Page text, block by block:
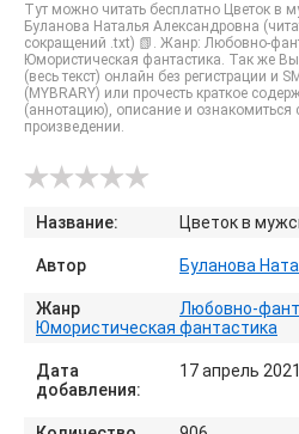
Тут можно читать бесплатно Цветок в
Буланова Наталья Александровна
сокращений .txt) 📗. Жанр: Любовно-
Юмористическая фантастика. Так же
(весь текст) онлайн без регистрации и
(MYBRARY) или прочесть краткое
(аннотацию), описание и
произведении.
Название: Цветок в
Автор Буланова
Жанр Любовно-
Юмористическая фантастика
Дата
добавления:
17 апрель 2021